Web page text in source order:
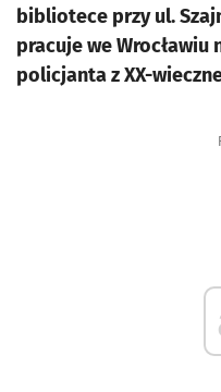
bibliotece przy ul.
pracuje we
policjanta z XX-